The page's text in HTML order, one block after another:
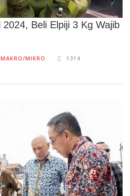
Beli Elpiji 3 Kg Wajib
MAKRO/MIKRO 1314